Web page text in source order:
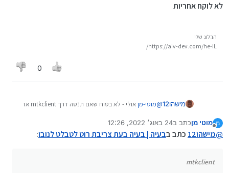
לא לוקח אחריות
הבלוג שלי
https://aiv-dev.com/he-IL/
0
מישהו12 @מוטי-מן
אולי - לא בטוח שאם תנסה דרך mtkclient אז
לא לוקח אחריות
מ מוטי מןכתב ב24 באוג׳ 2022, 12:26
נערך לאחרונה על ידי
@מישהו12 כתב בבעיה | בעיה בעת צריבת רוט לטבלט לנובו:
mtkclient